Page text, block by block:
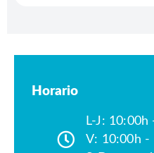
Horario
L-J: 10:00h
V: 10:00h -